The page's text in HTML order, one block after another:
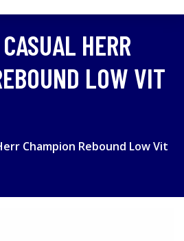
HERR
LOW VIT
Champion Rebound Low Vit